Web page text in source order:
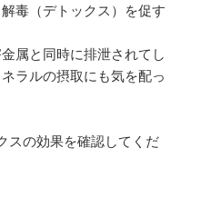
毒（デトックス）を促す
属と同時に排泄されてし
ラルの摂取にも気を配っ
スの効果を確認してくだ